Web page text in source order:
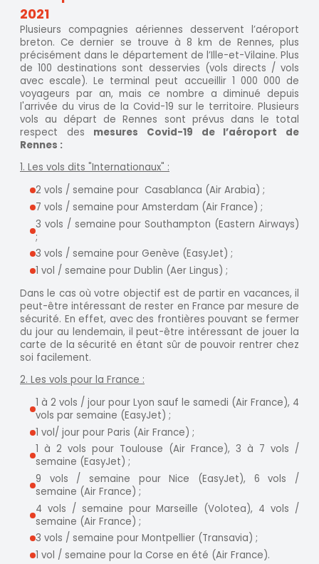
2021
Plusieurs compagnies aériennes desservent l’aéroport
breton. Ce dernier se trouve à 8 km de Rennes, plus
précisément dans le département de l’Ille-et-Vilaine. Plus
de 100 destinations sont desservies (vols directs / vols
avec escale). Le terminal peut accueillir 1 000 000 de
voyageurs par an, mais ce nombre a diminué depuis
l'arrivée du virus de la Covid-19 sur le territoire. Plusieurs
vols au départ de Rennes sont prévus dans le total
respect des mesures Covid-19 de l’aéroport de
Rennes :
1. Les vols dits "Internationaux" :
2 vols / semaine pour Casablanca (Air Arabia) ;
7 vols / semaine pour Amsterdam (Air France) ;
3 vols / semaine pour Southampton (Eastern Airways)
;
3 vols / semaine pour Genève (EasyJet) ;
1 vol / semaine pour Dublin (Aer Lingus) ;
Dans le cas où votre objectif est de partir en vacances, il
peut-être intéressant de rester en France par mesure de
sécurité. En effet, avec des frontières pouvant se fermer
du jour au lendemain, il peut-être intéressant de jouer la
carte de la sécurité en étant sûr de pouvoir rentrer chez
soi facilement.
2. Les vols pour la France :
1 à 2 vols / jour pour Lyon sauf le samedi (Air France), 4
vols par semaine (EasyJet) ;
1 vol/ jour pour Paris (Air France) ;
1 à 2 vols pour Toulouse (Air France), 3 à 7 vols /
semaine (EasyJet) ;
9 vols / semaine pour Nice (EasyJet), 6 vols /
semaine (Air France) ;
4 vols / semaine pour Marseille (Volotea), 4 vols /
semaine (Air France) ;
3 vols / semaine pour Montpellier (Transavia) ;
1 vol / semaine pour la Corse en été (Air France).